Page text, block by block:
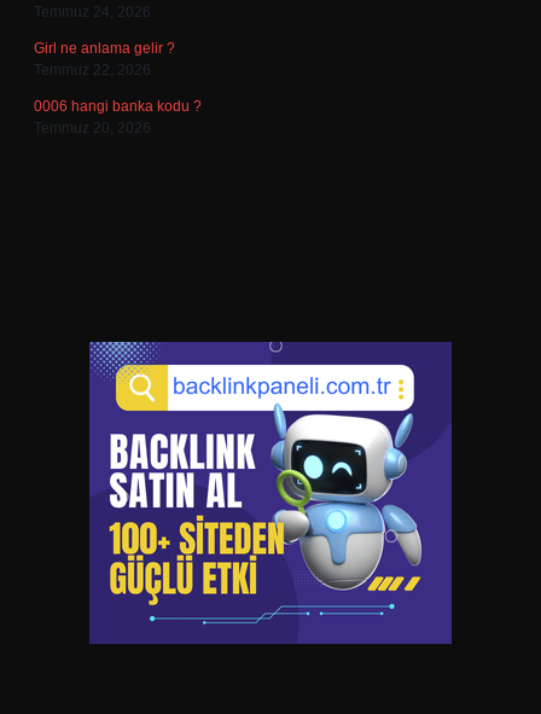
Temmuz 24, 2026
Girl ne anlama gelir ?
Temmuz 22, 2026
0006 hangi banka kodu ?
Temmuz 20, 2026